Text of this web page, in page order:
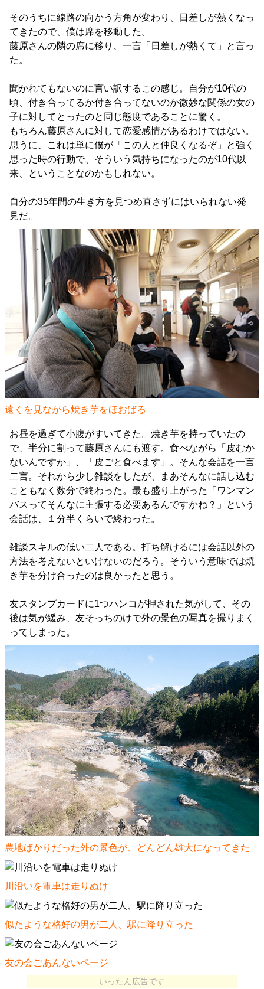
そのうちに線路の向かう方角が変わり、日差しが熱くなっ
てきたので、僕は席を移動した。
藤原さんの隣の席に移り、一言「日差しが熱くて」と言っ
た。
聞かれてもないのに言い訳するこの感じ。自分が10代の
頃、付き合ってるか付き合ってないのか微妙な関係の女の
子に対してとったのと同じ態度であることに驚く。
もちろん藤原さんに対して恋愛感情があるわけではない。
思うに、これは単に僕が「この人と仲良くなるぞ」と強く
思った時の行動で、そういう気持ちになったのが10代以
来、ということなのかもしれない。
自分の35年間の生き方を見つめ直さずにはいられない発
見だ。
遠くを見ながら焼き芋をほおばる
お昼を過ぎて小腹がすいてきた。焼き芋を持っていたの
で、半分に割って藤原さんにも渡す。食べながら「皮むか
ないんですか」、「皮ごと食べます」。そんな会話を一言
二言。それから少し雑談をしたが、まあそんなに話し込む
こともなく数分で終わった。最も盛り上がった「ワンマン
バスってそんなに主張する必要あるんですかね？」という
会話は、１分半くらいで終わった。
雑談スキルの低い二人である。打ち解けるには会話以外の
方法を考えないといけないのだろう。そういう意味では焼
き芋を分け合ったのは良かったと思う。
友スタンプカードに1つハンコが押された気がして、その
後は気が緩み、友そっちのけで外の景色の写真を撮りまく
ってしまった。
農地ばかりだった外の景色が、どんどん雄大になってきた
川沿いを電車は走りぬけ
似たような格好の男が二人、駅に降り立った
友の会ごあんないページ
いったん広告です